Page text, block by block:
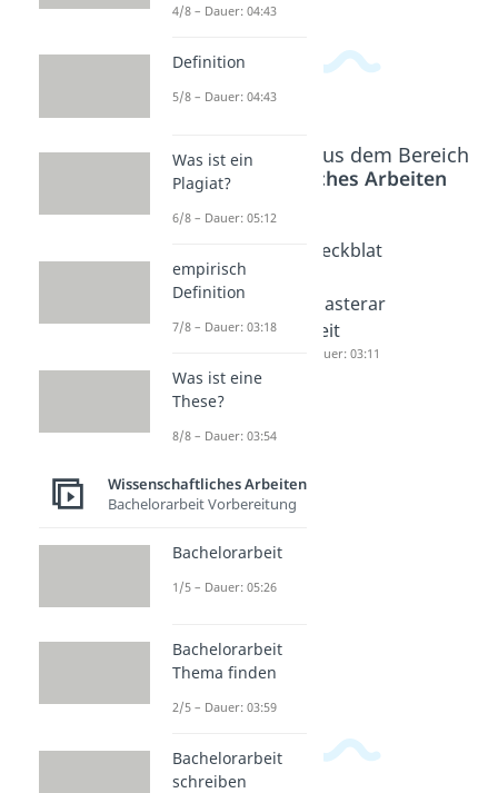
Beliebte Inhalte aus dem Bereich
Wissenschaftliches Arbeiten
ung
Bachelor
arbeit
beit
Dauer: 05:18
Deckblat
Masterar
beit
Dauer: 03:11
4/8 – Dauer: 04:43
Definition
5/8 – Dauer: 04:43
Was ist ein
Plagiat?
6/8 – Dauer: 05:12
empirisch
Definition
7/8 – Dauer: 03:18
Was ist eine
These?
8/8 – Dauer: 03:54
Wissenschaftliches Arbeiten
Bachelorarbeit Vorbereitung
Bachelorarbeit
1/5 – Dauer: 05:26
Bachelorarbeit
Thema finden
2/5 – Dauer: 03:59
Bachelorarbeit
schreiben